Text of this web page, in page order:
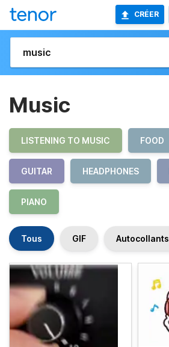
CRÉER
Music
LISTENING TO MUSIC FOOD
GUITAR HEADPHONES
PIANO
Tous GIF Autocollants